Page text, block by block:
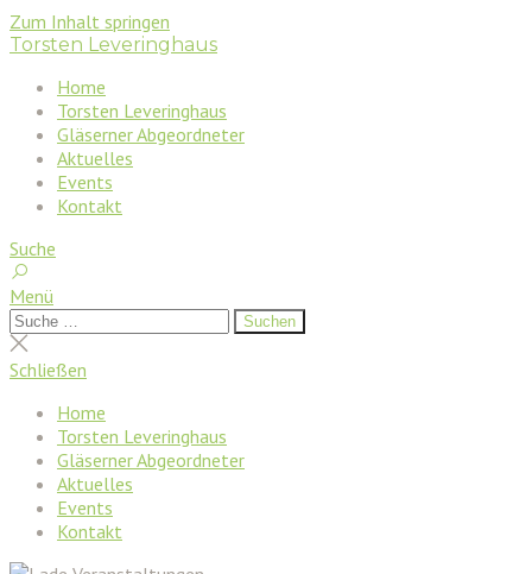
Zum Inhalt springen
Torsten Leveringhaus
Home
Torsten Leveringhaus
Gläserner Abgeordneter
Aktuelles
Events
Kontakt
Suche
Menü
Suchen
nach:
Suchen
Suche
schließen
Schließen
Home
Torsten Leveringhaus
Gläserner Abgeordneter
Aktuelles
Events
Kontakt